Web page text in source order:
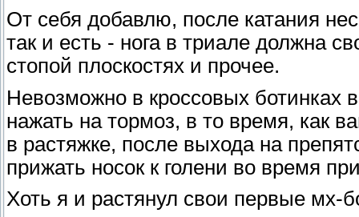
От себя добавлю, после катания
так и есть - нога в триале должна
стопой плоскостях и прочее.
Невозможно в кроссовых ботинках
нажать на тормоз, в то время, как
в растяжке, после выхода на
прижать носок к голени во время
Хоть я и растянул свои первые мх-